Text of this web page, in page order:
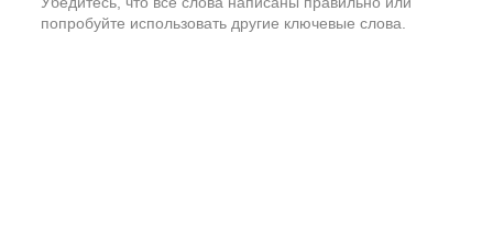
попробуйте использовать другие ключевые слова.